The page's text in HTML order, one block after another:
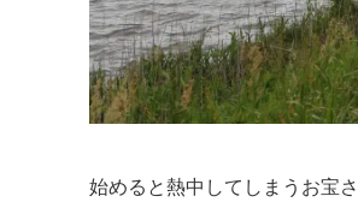
始めると熱中してしまうお宝さ